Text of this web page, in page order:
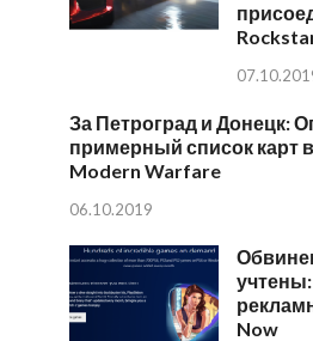
За Петроград и Донецк:
примерный список карт
Modern Warfare
06.10.2019
Now